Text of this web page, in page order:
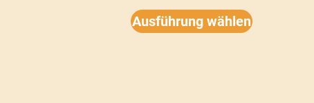
Ausführung wählen